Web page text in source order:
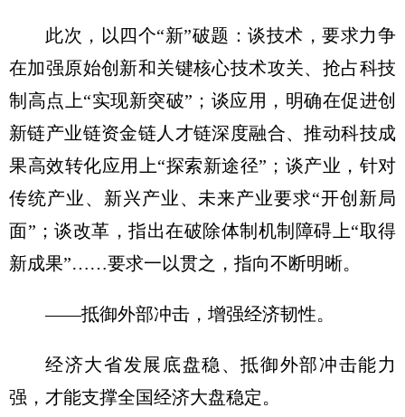
此次，以四个“新”破题：谈技术，要求力争
在加强原始创新和关键核心技术攻关、抢占科技
制高点上“实现新突破”；谈应用，明确在促进创
新链产业链资金链人才链深度融合、推动科技成
果高效转化应用上“探索新途径”；谈产业，针对
传统产业、新兴产业、未来产业要求“开创新局
面”；谈改革，指出在破除体制机制障碍上“取得
新成果”……要求一以贯之，指向不断明晰。
——抵御外部冲击，增强经济韧性。
经济大省发展底盘稳、抵御外部冲击能力
强，才能支撑全国经济大盘稳定。